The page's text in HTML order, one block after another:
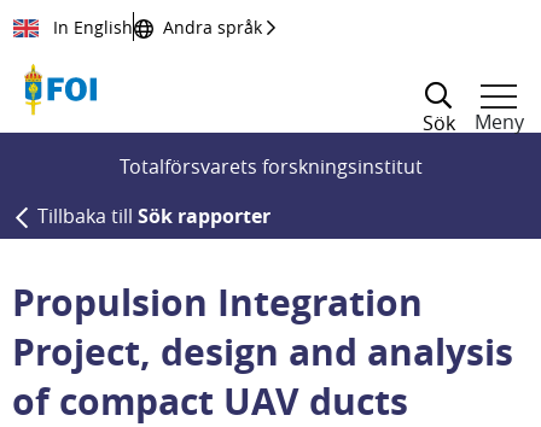
Till innehållet
In English Andra språk
Sök
Meny
Totalförsvarets forskningsinstitut
Tillbaka till Sök rapporter
Propulsion Integration
Project, design and analysis
of compact UAV ducts